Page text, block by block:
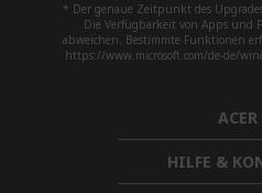
* Der genaue Zeitpunkt des
Die Verfügbarkeit von Apps und
abweichen. Bestimmte Funktionen
https://www.microsoft.com/de-de/
ACER
HILFE &